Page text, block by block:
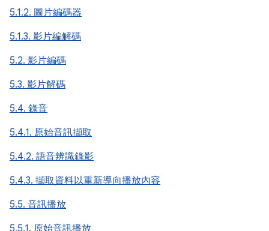
5.1.2. 圖片編碼器
5.1.3. 影片編解碼
5.2. 影片編碼
5.3. 影片解碼
5.4. 錄音
5.4.1. 原始音訊擷取
5.4.2. 語音辨識錄影
5.4.3. 擷取資料以重新導向播放內容
5.5. 音訊播放
5.5.1. 原始音訊播放